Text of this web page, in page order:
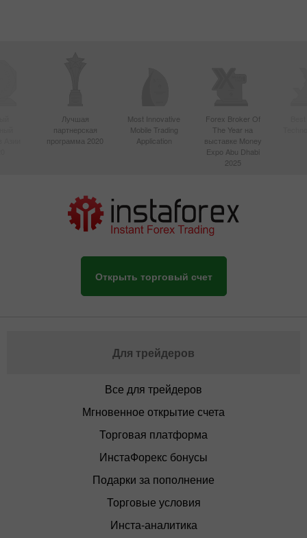
Лучшая
партнерская
программа 2020
Most Innovative
Mobile Trading
Application
Forex Broker Of
The Year на
выставке Money
Expo Abu Dhabi
2025
Открыть торговый счет
Для трейдеров
Все для трейдеров
Мгновенное открытие счета
Торговая платформа
ИнстаФорекс бонусы
Подарки за пополнение
Торговые условия
Инста-аналитика